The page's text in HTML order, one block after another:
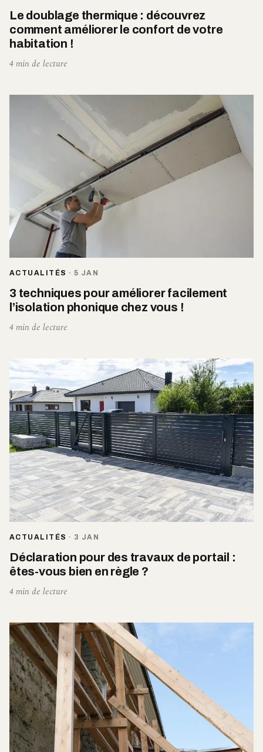
Le doublage thermique : découvrez
comment améliorer le confort de votre
habitation !
4 min de lecture
ACTUALITÉS · 5 JAN
3 techniques pour améliorer facilement
l’isolation phonique chez vous !
4 min de lecture
ACTUALITÉS · 3 JAN
Déclaration pour des travaux de portail :
êtes-vous bien en règle ?
4 min de lecture